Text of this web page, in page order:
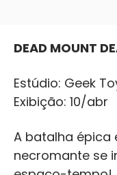
DEAD MOUNT
Estúdio: Geek
Exibição: 10/abr
A batalha épica
necromante se